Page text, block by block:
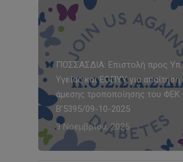
ΠΟΣΣΑΣΔΙΑ: Επιστολή προς Υπ.
Υγείας και ΕΟΠΥΥ για απαίτηση
άμεσης τροποποίησης του ΦΕΚ
Β’5395/09-10-2025
3 Νοεμβρίου, 2025